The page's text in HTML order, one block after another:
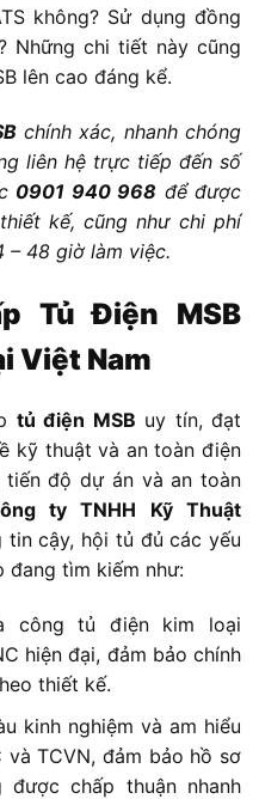
không? Sử dụng đồng
Những chi tiết này cũng
lên cao đáng kể.
chính xác, nhanh chóng
liên hệ trực tiếp đến số
0901 940 968 để được
kế, cũng như chi phí
– 48 giờ làm việc.
Tủ Điện MSB
Việt Nam
tủ điện MSB uy tín, đạt
kỹ thuật và an toàn điện
độ dự án và an toàn
ty TNHH Kỹ Thuật
cậy, hội tủ đủ các yếu
đang tìm kiếm như:
công tủ điện kim loại
hiện đại, đảm bảo chính
thiết kế.
kinh nghiệm và am hiểu
và TCVN, đảm bảo hồ sơ
chấp thuận nhanh